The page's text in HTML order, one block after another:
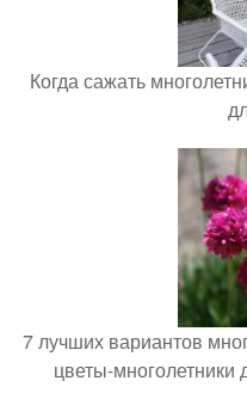
Когда сажать
7 лучших вариантов
цветы-многолетники